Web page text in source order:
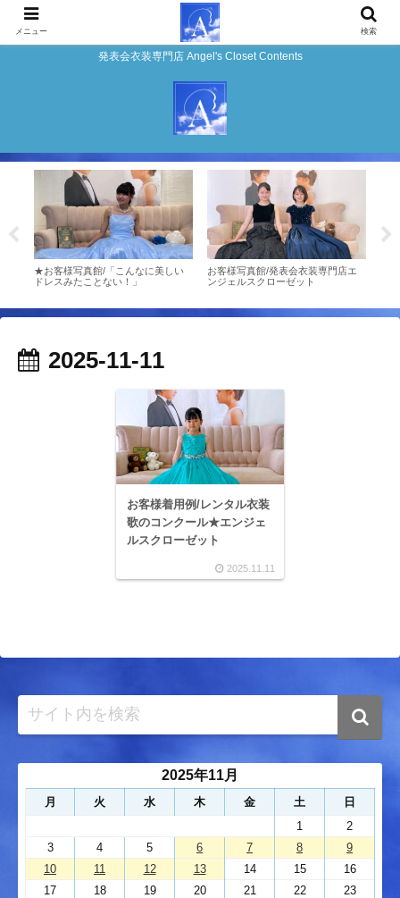
発表会衣装専門店 Angel's Closet Contents
★お客様写真館/「こんなに美しい
ドレスみたことない！」
お客様写真館/発表会衣装専門店エ
ンジェルスクローゼット
2025-11-11
お客様着用例/レンタル衣装
歌のコンクール★エンジェ
ルスクローゼット
2025.11.11
2025年11月
月 火 水 木 金 土
日
1
2
3
4 5 6 7 8
9
10
11 12 13 14 15
16
17
18 19 20 21 22
23
メニュー 検索